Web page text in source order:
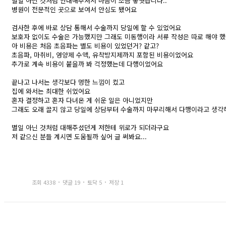
병원이 전문적인 곳으로 보여서 안심도 됐어요
검사한 후에 바로 상담 통해서 수술까지 당일에 할 수 있었어요
보호자 없이도 수술은 가능했지만 그래도 미동행이라 서류 작성은 따로 해야
아 비용은 처음 초음파는 별도 비용이 있었던거? 같고?
초음파, 마취비, 영양제 수액, 유착방지제까지 포함된 비용이었어요
추가로 계속 비용이 붙을까 봐 걱정했는데 다행이었어요
끝나고 나서는 생각보다 멍한 느낌이 컸고
집에 와서는 최대한 쉬었어요
혼자 결정하고 혼자 다녀온 게 쉬운 일은 아니었지만
그래도 오래 끌지 않고 당일에 상담부터 수술까지 마무리해서 다행이라고 생각
별일 아닌 것처럼 대해주셨던게 저한테 위로가 되더라구요
저 같으신 분들 계시면 도움될까 싶어 글 써봐요...
조회 4338 댓글 19 토닥 5 저장 1